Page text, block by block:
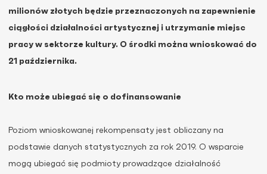
milionów złotych będzie przeznaczonych na zapewnienie
ciągłości działalności artystycznej i utrzymanie miejsc
pracy w sektorze kultury. O środki można wnioskować do
21 października.
Kto może ubiegać się o dofinansowanie
Poziom wnioskowanej rekompensaty jest obliczany na
podstawie danych statystycznych za rok 2019. O wsparcie
mogą ubiegać się podmioty prowadzące działalność